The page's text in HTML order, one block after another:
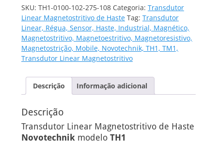
102-
275-
108
quantidade
SKU: TH1-0100-102-275-108 Categoria: Transdutor
Linear Magnetostritivo de Haste Tag: Transdutor
Linear, Régua, Sensor, Haste, Industrial, Magnético,
Magnetostritivo, Magnetoestritivo, Magnetoresistivo,
Magnetostrição, Mobile, Novotechnik, TH1, TM1,
Transdutor Linear Magnetostritivo
Descrição Informação adicional
Descrição
Transdutor Linear Magnetostritivo de Haste
Novotechnik modelo TH1